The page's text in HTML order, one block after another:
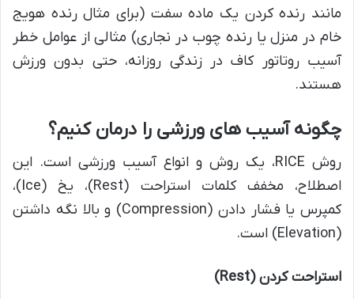
مانند رنده کردن یک ماده سفت (برای مثال رنده هویج
خام در منزل یا رنده چوب در نجاری) مثالی از عوامل خطر
آسیب روتاتور کاف در زندگی روزانه، حتی بدون ورزش
هستند.
چگونه آسیب های ورزشی را درمان کنیم؟
روش RICE، یک روش و انواع آسیب ورزشی است. این
اصطلاح، مخفف کلمات استراحت (Rest)، یخ (Ice)،
کمپرس یا فشار دادن (Compression) و بالا نگه داشتن
(Elevation) است.
استراحت کردن(Rest)